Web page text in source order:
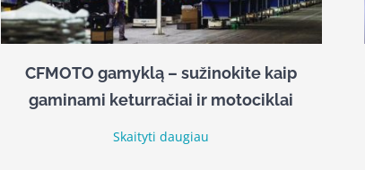
CFMOTO gamyklą – sužinokite kaip
gaminami keturračiai ir motociklai
Skaityti daugiau